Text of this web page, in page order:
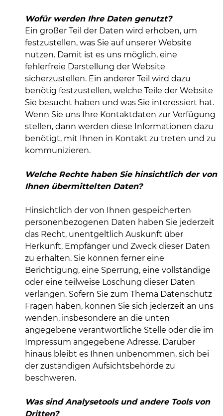
Wofür werden Ihre Daten genutzt?
Ein großer Teil der Daten wird erhoben, um
festzustellen, was Sie auf unserer Website
nutzen. Damit ist es uns möglich, eine
fehlerfreie Darstellung der Website
sicherzustellen. Ein anderer Teil wird dazu
benötig festzustellen, welche Teile der Website
Sie besucht haben und was Sie interessiert hat.
Wenn Sie uns Ihre Kontaktdaten zur Verfügung
stellen, dann werden diese Informationen dazu
benötigt, mit Ihnen in Kontakt zu treten und zu
kommunizieren.
Welche Rechte haben Sie hinsichtlich der von
Ihnen übermittelten Daten?
Hinsichtlich der von Ihnen gespeicherten
personenbezogenen Daten haben Sie jederzeit
das Recht, unentgeltlich Auskunft über
Herkunft, Empfänger und Zweck dieser Daten
zu erhalten. Sie können ferner eine
Berichtigung, eine Sperrung, eine vollständige
oder eine teilweise Löschung dieser Daten
verlangen. Sofern Sie zum Thema Datenschutz
Fragen haben, können Sie sich jederzeit an uns
wenden, insbesondere an die unten
angegebene verantwortliche Stelle oder die im
Impressum angegebene Adresse. Darüber
hinaus bleibt es Ihnen unbenommen, sich bei
der zuständigen Aufsichtsbehörde zu
beschweren.
Was sind Analysetools und andere Tools von
Dritten?